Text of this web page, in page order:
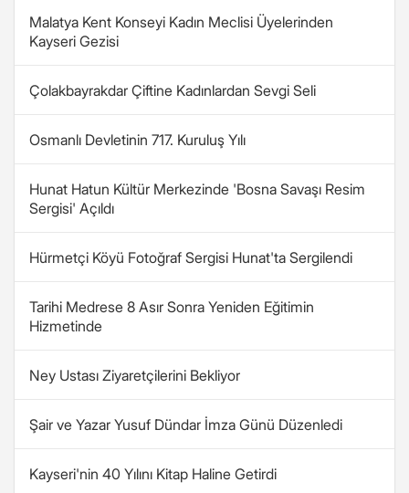
Malatya Kent Konseyi Kadın Meclisi Üyelerinden
Kayseri Gezisi
Çolakbayrakdar Çiftine Kadınlardan Sevgi Seli
Osmanlı Devletinin 717. Kuruluş Yılı
Hunat Hatun Kültür Merkezinde 'Bosna Savaşı Resim
Sergisi' Açıldı
Hürmetçi Köyü Fotoğraf Sergisi Hunat'ta Sergilendi
Tarihi Medrese 8 Asır Sonra Yeniden Eğitimin
Hizmetinde
Ney Ustası Ziyaretçilerini Bekliyor
Şair ve Yazar Yusuf Dündar İmza Günü Düzenledi
Kayseri'nin 40 Yılını Kitap Haline Getirdi